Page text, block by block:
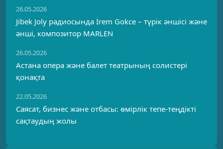
26.05.2026
Jibek Joly радиосында İrem Gokce – түрік әншісі және
әнші, композитор MARLEN
26.05.2026
Астана опера және балет театрының солистері
қонақта
22.05.2026
Саясат, бизнес және отбасы: өмірлік тепе-теңдікті
сақтаудың жолы